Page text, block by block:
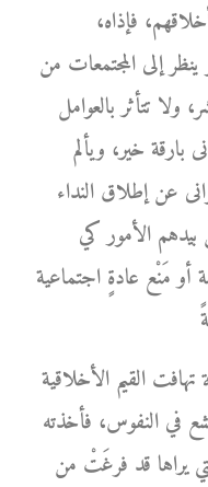
فإذاه،
إلى المجتمعات من
ولا تتأثر بالعوامل
بارقة خير، ويألم
عن إطلاق النداء
بيدهم الأمور كي
مَنْع عادةٍ اجتماعية
القيم الأخلاقية
في النفوس، فأخذته
يراها قد فرغَتْ من